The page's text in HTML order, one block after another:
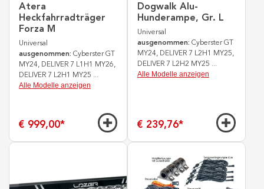
Atera
Heckfahrradträger
Forza M
Universal
ausgenommen: Cyberster GT
MY24, DELIVER 7 L1H1 MY26,
DELIVER 7 L2H1 MY25 ...
Alle Modelle anzeigen
€ 999,00*
Dogwalk Alu-
Hunderampe, Gr. L
Universal
ausgenommen: Cyberster GT
MY24, DELIVER 7 L2H1 MY25,
DELIVER 7 L2H2 MY25 ...
Alle Modelle anzeigen
€ 239,76*